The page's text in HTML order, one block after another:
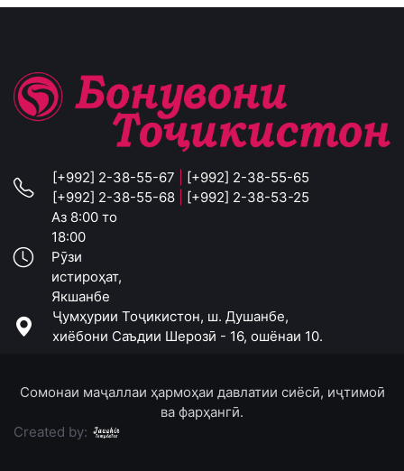
[+992] 2-38-55-67
[+992] 2-38-55-65
[+992] 2-38-55-68
[+992] 2-38-53-25
Аз 8:00 то
18:00
Рӯзи
истироҳат,
Якшанбе
Ҷумҳурии Тоҷикистон, ш. Душанбе,
хиёбони Саъдии Шерозӣ - 16, ошёнаи 10.
Сомонаи маҷаллаи ҳармоҳаи давлатии сиёсӣ, иҷтимоӣ
ва фарҳангӣ.
Created by: